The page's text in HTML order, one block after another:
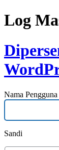
Log
Nama
Sandi